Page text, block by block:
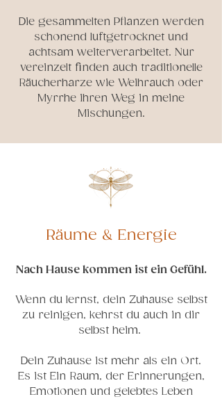
Die gesammelten Pflanzen werden
schonend luftgetrocknet und
achtsam weiterverarbeitet. Nur
vereinzelt finden auch traditionelle
Räucherharze wie Weihrauch oder
Myrrhe ihren Weg in meine
Mischungen.
​Räume & Energie
Nach Hause kommen ist ein Gefühl.
Wenn du lernst, dein Zuhause selbst
zu reinigen, kehrst du auch in dir
selbst heim.
Dein Zuhause ist mehr als ein Ort.
Es ist Ein Raum, der Erinnerungen,
Emotionen und gelebtes Leben